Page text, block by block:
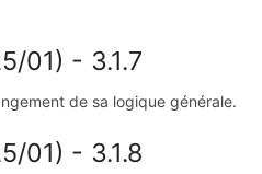
01) - 3.1.7
de sa logique générale.
01) - 3.1.8